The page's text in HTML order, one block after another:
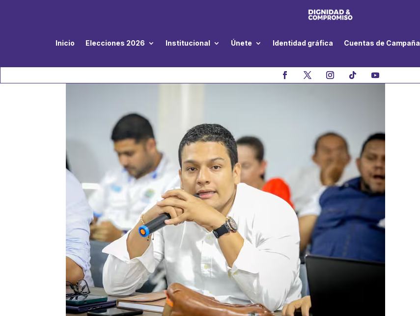
Inicio Elecciones 2026 Institucional Únete Identidad gráfica Cuentas de Campaña